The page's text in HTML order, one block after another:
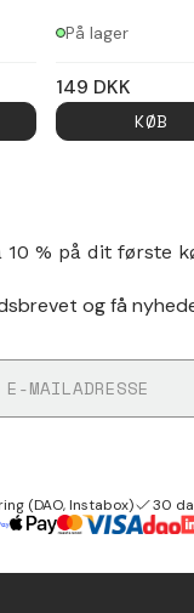
På lager
149 DKK
KØB
10 % på dit første
og få
(DAO, Instabox) 30